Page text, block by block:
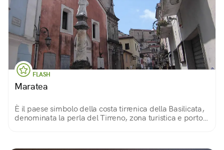
FLASH
Maratea
È il paese simbolo della costa tirrenica della Basilicata,
denominata la perla del Tirreno, zona turistica e porto;